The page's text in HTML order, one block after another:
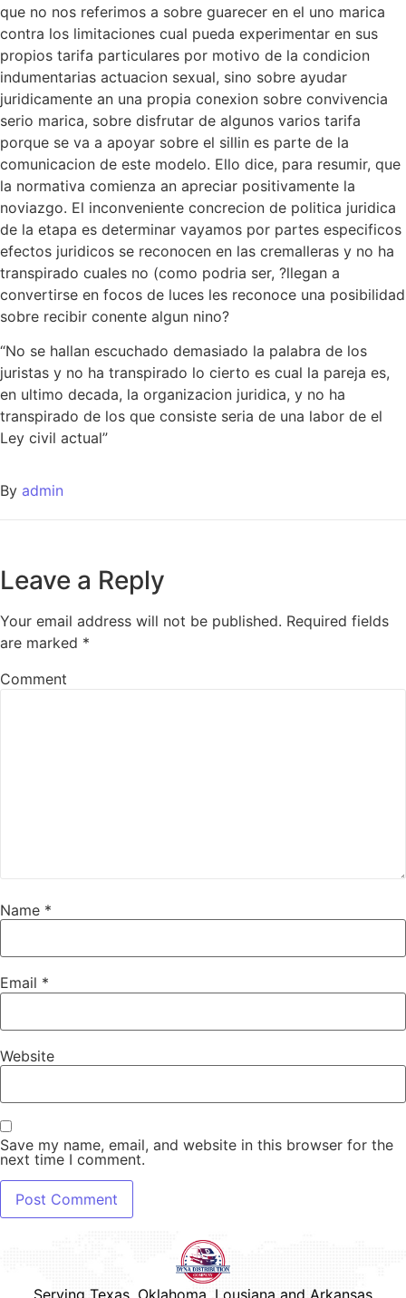
que no nos referimos a sobre guarecer en el uno marica
contra los limitaciones cual pueda experimentar en sus
propios tarifa particulares por motivo de la condicion
indumentarias actuacion sexual, sino sobre ayudar
juridicamente an una propia conexion sobre convivencia
serio marica, sobre disfrutar de algunos varios tarifa
porque se va a apoyar sobre el silli­n es parte de la
comunicacion de este modelo. Ello dice, para resumir, que
la normativa comienza an apreciar positivamente la
noviazgo. El inconveniente concrecion de politica juridica
de la etapa es determinar vayamos por partes especificos
efectos juridicos se reconocen en las cremalleras y no ha
transpirado cuales no (como podri­a ser, ?llegan a
convertirse en focos de luces les reconoce una posibilidad
sobre recibir conente algun nino?
“No se hallan escuchado demasiado la palabra de los
juristas y no ha transpirado lo cierto es cual la pareja es,
en ultimo decada, la organizacion juridica, y no ha
transpirado de los que consiste seri­a de una labor de el
Ley civil actual”
By admin
Leave a Reply
Your email address will not be published. Required fields
are marked *
Comment
Name *
Email *
Website
Save my name, email, and website in this browser for the
next time I comment.